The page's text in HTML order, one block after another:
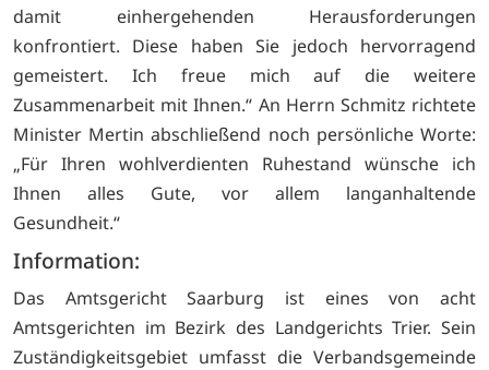
damit einhergehenden Herausforderungen
konfrontiert. Diese haben Sie jedoch hervorragend
gemeistert. Ich freue mich auf die weitere
Zusammenarbeit mit Ihnen.“ An Herrn Schmitz richtete
Minister Mertin abschließend noch persönliche Worte:
„Für Ihren wohlverdienten Ruhestand wünsche ich
Ihnen alles Gute, vor allem langanhaltende
Gesundheit.“
Information:
Das Amtsgericht Saarburg ist eines von acht
Amtsgerichten im Bezirk des Landgerichts Trier. Sein
Zuständigkeitsgebiet umfasst die Verbandsgemeinde